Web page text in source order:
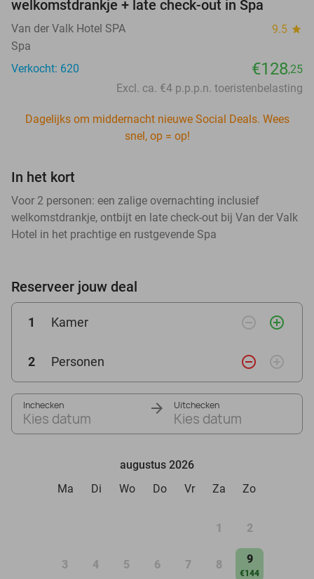
welkomstdrankje + late check-out in Spa
Van der Valk Hotel SPA 9.5 star
Spa
Verkocht: 620
€128,25
Excl. ca. €4 p.p.p.n. toeristenbelasting
Dagelijks om middernacht nieuwe Social Deals. Wees
snel, op = op!
In het kort
Voor 2 personen: een zalige overnachting inclusief
welkomstdrankje, ontbijt en late check-out bij Van der Valk
Hotel in het prachtige en rustgevende Spa
Reserveer jouw deal
1 Kamer remove_circle_outline add_circle_outline
2 Personen remove_circle_outline add_circle_outline
Inchecken
Kies datum
Uitchecken
Kies datum
augustus 2026
Ma
Di Wo Do Vr Za Zo
1 2
3 4 5 6 7 8 9
€144